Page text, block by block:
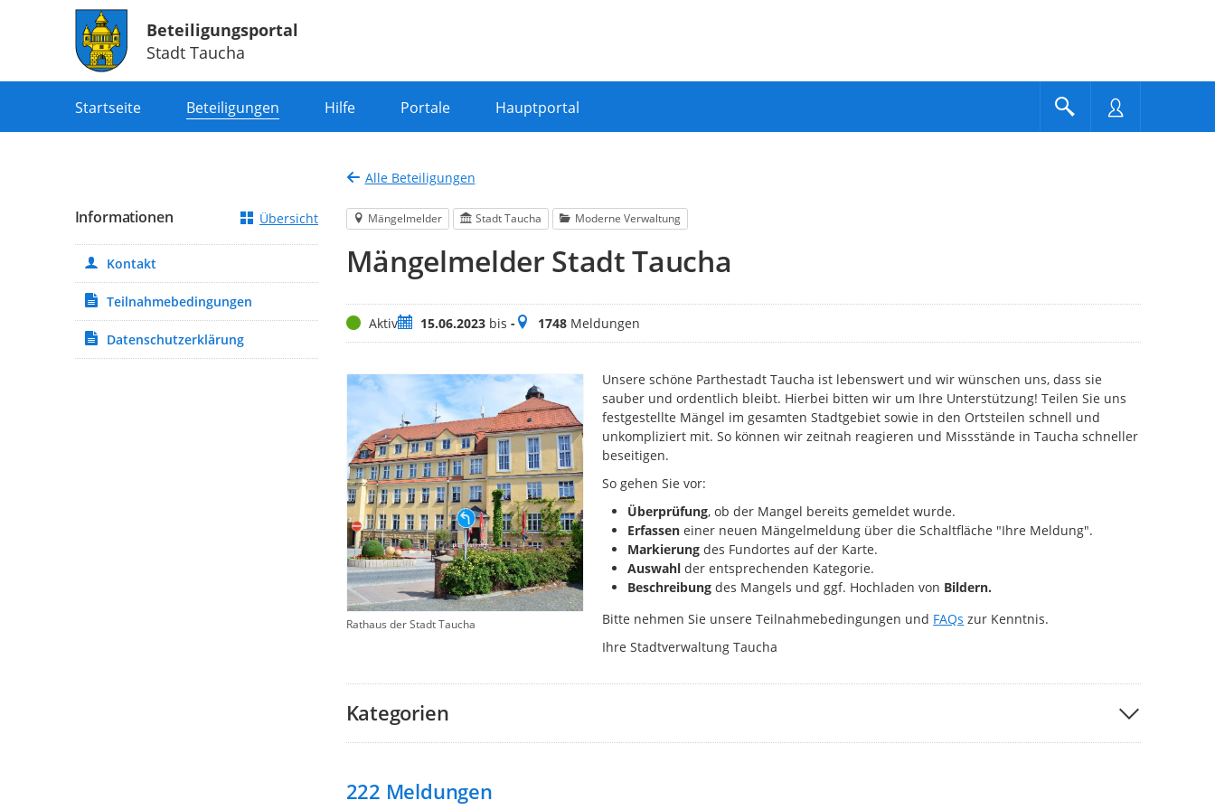
Beteiligungsportal
Stadt Taucha
Startseite Beteiligungen Hilfe Portale Hauptportal
Alle Beteiligungen
Mängelmelder Stadt Taucha Moderne Verwaltung
Mängelmelder Stadt Taucha
StatusAktivZeitraum
15.06.2023bis -Meldungen
1748Meldungen
Rathaus der Stadt Taucha
Unsere schöne Parthestadt Taucha ist lebenswert und wir wünschen uns, dass sie
sauber und ordentlich bleibt. Hierbei bitten wir um Ihre Unterstützung! Teilen Sie uns
festgestellte Mängel im gesamten Stadtgebiet sowie in den Ortsteilen schnell und
unkompliziert mit. So können wir zeitnah reagieren und Missstände in Taucha schneller
beseitigen.
So gehen Sie vor:
Überprüfung, ob der Mangel bereits gemeldet wurde.
Erfassen einer neuen Mängelmeldung über die Schaltfläche "Ihre Meldung".
Markierung des Fundortes auf der Karte.
Auswahl der entsprechenden Kategorie.
Beschreibung des Mangels und ggf. Hochladen von Bildern.
Bitte nehmen Sie unsere Teilnahmebedingungen und FAQs zur Kenntnis.
Ihre Stadtverwaltung Taucha
Kategorien
222 Meldungen
Informationen Übersicht
Kontakt
Teilnahmebedingungen
Datenschutzerklärung